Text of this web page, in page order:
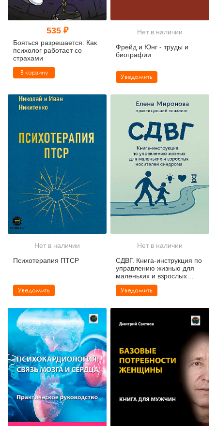
535 ₽
Бояться разрешается: Как
психолог работает со
страхами
В корзину
Нет в наличии
Фрейд и Юнг - труды и
биографии
Уведомить
Нет в наличии
Психотерапия ПТСР
Уведомить
Нет в наличии
СДВГ. Книга-инструкция по
управлению жизнью для
маленьких и взрослых
носителей синдрома
Уведомить